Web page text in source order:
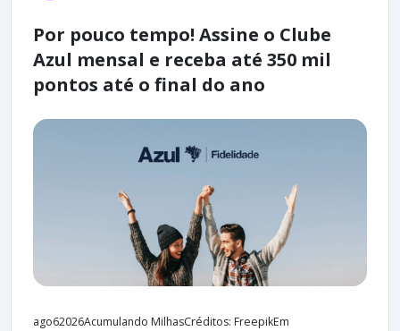
Por pouco tempo! Assine o Clube
Azul mensal e receba até 350 mil
pontos até o final do ano
ago62026Acumulando MilhasCréditos: FreepikEm